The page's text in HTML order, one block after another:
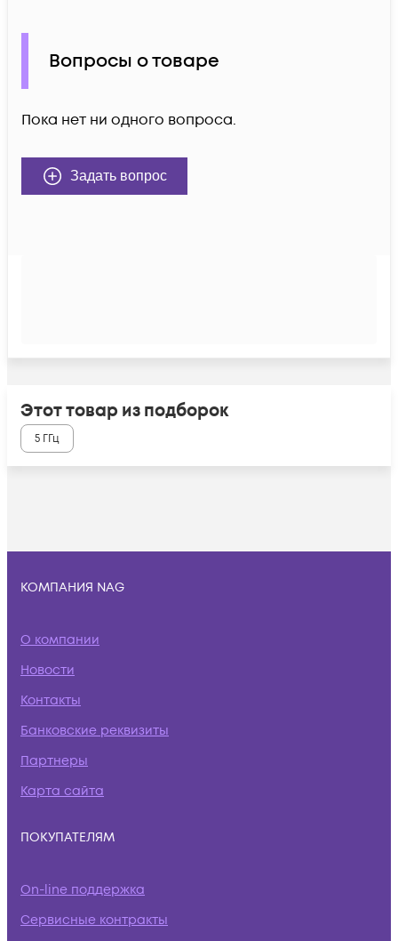
Вопросы о товаре
Пока нет ни одного вопроса.
Задать вопрос
Этот товар из подборок
5 ГГц
КОМПАНИЯ NAG
О компании
Новости
Контакты
Банковские реквизиты
Партнеры
Карта сайта
ПОКУПАТЕЛЯМ
On-line поддержка
Сервисные контракты